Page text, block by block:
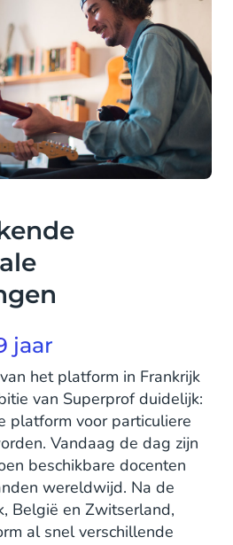
jaar
het platform in Frankrijk
van Superprof duidelijk:
platform voor particuliere
Vandaag de dag zijn
beschikbare docenten
wereldwijd. Na de
België en Zwitserland,
al snel verschillende